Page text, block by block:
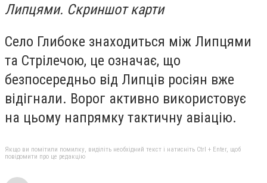
Липцями. Скриншот карти
Село Глибоке знаходиться між Липцями
та Стрілечою, це означає, що
безпосередньо від Липців росіян вже
відігнали. Ворог активно використовує
на цьому напрямку тактичну авіацію.
Якщо ви помітили помилку, виділіть необхідний текст і натисніть Ctrl + Enter, щоб
повідомити про це редакцію